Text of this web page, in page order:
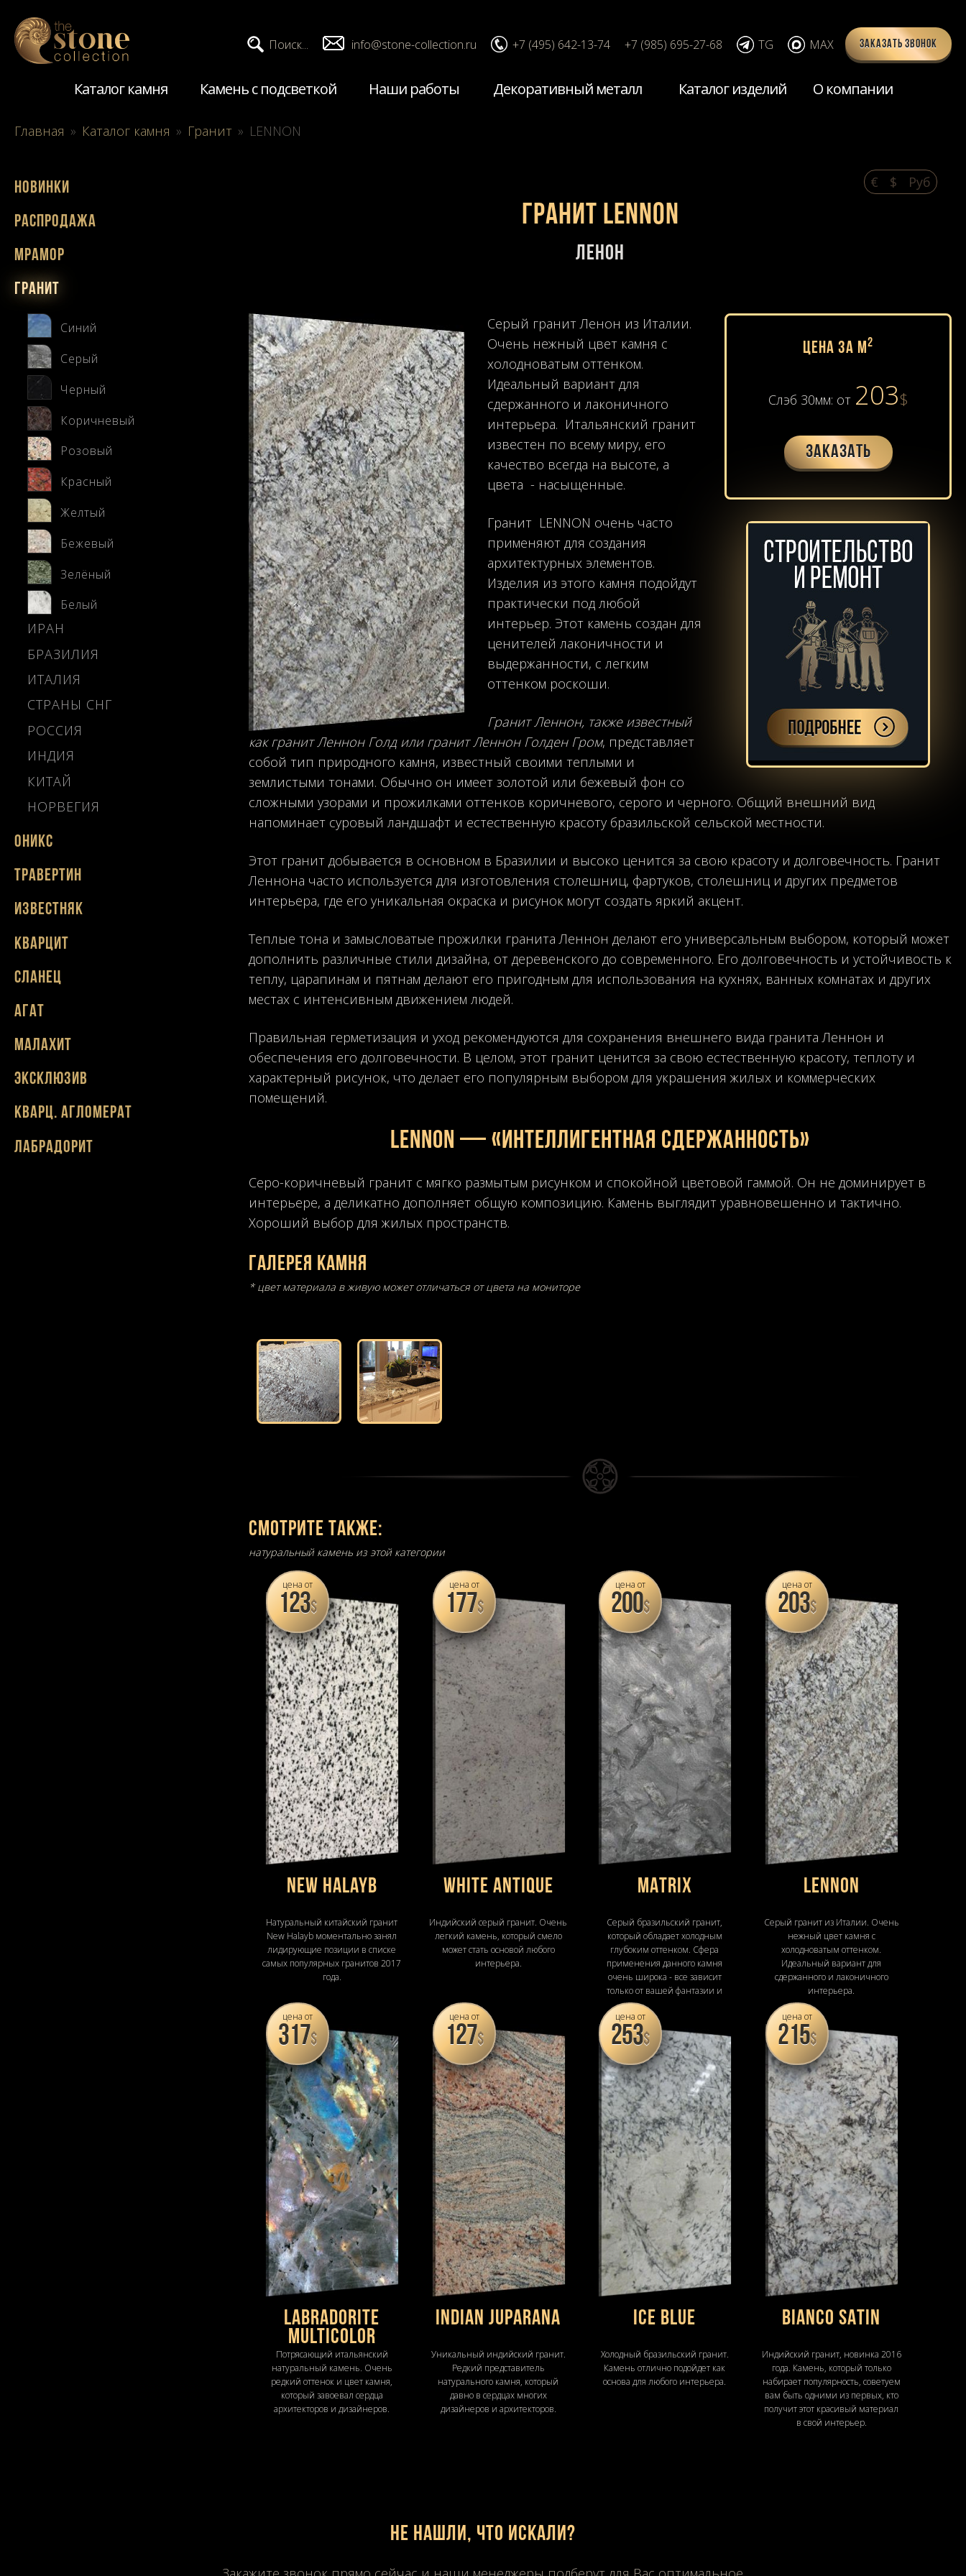
Заказать звонок
Поиск... info@stone-collection.ru +7 (495) 642-13-74 +7 (985) 695-27-68 TG MAX
Каталог камня Камень с подсветкой Наши работы Декоративный металл Каталог изделий О компании
Главная » Каталог камня » Гранит » LENNON
Новинки
Распродажа
Мрамор
Гранит
Синий
Серый
Черный
Коричневый
Розовый
Красный
Желтый
Бежевый
Зелёный
Белый
ИРАН
БРАЗИЛИЯ
ИТАЛИЯ
СТРАНЫ СНГ
РОССИЯ
ИНДИЯ
КИТАЙ
НОРВЕГИЯ
Оникс
Травертин
Известняк
Кварцит
Сланец
Агат
Малахит
Эксклюзив
Кварц. агломерат
Лабрадорит
€ $ Pуб
Гранит LENNON
Ленон
Цена за м 2
Слэб 30мм: от 203$
Заказать
Серый гранит Ленон из Италии.
Очень нежный цвет камня с
холодноватым оттенком.
Идеальный вариант для
сдержанного и лаконичного
интерьера. Итальянский гранит
известен по всему миру, его
качество всегда на высоте, а
цвета - насыщенные.
Гранит LENNON очень часто
применяют для создания
архитектурных элементов.
Изделия из этого камня подойдут
практически под любой
интерьер. Этот камень создан для
ценителей лаконичности и
выдержанности, с легким
оттенком роскоши.
Гранит Леннон, также известный
как гранит Леннон Голд или гранит Леннон Голден Гром, представляет
собой тип природного камня, известный своими теплыми и
землистыми тонами. Обычно он имеет золотой или бежевый фон со
сложными узорами и прожилками оттенков коричневого, серого и черного. Общий внешний вид
напоминает суровый ландшафт и естественную красоту бразильской сельской местности.
Этот гранит добывается в основном в Бразилии и высоко ценится за свою красоту и долговечность. Гранит
Леннона часто используется для изготовления столешниц, фартуков, столешниц и других предметов
интерьера, где его уникальная окраска и рисунок могут создать яркий акцент.
Теплые тона и замысловатые прожилки гранита Леннон делают его универсальным выбором, который может
дополнить различные стили дизайна, от деревенского до современного. Его долговечность и устойчивость к
теплу, царапинам и пятнам делают его пригодным для использования на кухнях, ванных комнатах и других
местах с интенсивным движением людей.
Правильная герметизация и уход рекомендуются для сохранения внешнего вида гранита Леннон и
обеспечения его долговечности. В целом, этот гранит ценится за свою естественную красоту, теплоту и
характерный рисунок, что делает его популярным выбором для украшения жилых и коммерческих
помещений.
LENNON — «Интеллигентная сдержанность»
Серо-коричневый гранит с мягко размытым рисунком и спокойной цветовой гаммой. Он не доминирует в
интерьере, а деликатно дополняет общую композицию. Камень выглядит уравновешенно и тактично.
Хороший выбор для жилых пространств.
Галерея камня
* цвет материала в живую может отличаться от цвета на мониторе
Смотрите также:
натуральный камень из этой категории
цена от
123$
New Halayb
Натуральный китайский гранит
New Halayb моментально занял
лидирующие позиции в списке
самых популярных гранитов 2017
года.
цена от
177$
WHITE ANTIQUE
Индийский серый гранит. Очень
легкий камень, который смело
может стать основой любого
интерьера.
цена от
200$
MATRIX
Серый бразильский гранит,
который обладает холодным
глубоким оттенком. Сфера
применения данного камня
очень широка - все зависит
только от вашей фантазии и
желания.
цена от
203$
LENNON
Серый гранит из Италии. Очень
нежный цвет камня с
холодноватым оттенком.
Идеальный вариант для
сдержанного и лаконичного
интерьера.
цена от
317$
LABRADORITE
MULTICOLOR
Потрясающий итальянский
натуральный камень. Очень
редкий оттенок и цвет камня,
который завоевал сердца
архитекторов и дизайнеров.
цена от
127$
INDIAN JUPARANA
Уникальный индийский гранит.
Редкий представитель
натурального камня, который
давно в сердцах многих
дизайнеров и архитекторов.
цена от
253$
ICE BLUE
Холодный бразильский гранит.
Камень отлично подойдет как
основа для любого интерьера.
цена от
215$
BIANCO SATIN
Индийский гранит, новинка 2016
года. Камень, который только
набирает популярность, советуем
вам быть одними из первых, кто
получит этот красивый материал
в свой интерьер.
Не нашли, что искали?